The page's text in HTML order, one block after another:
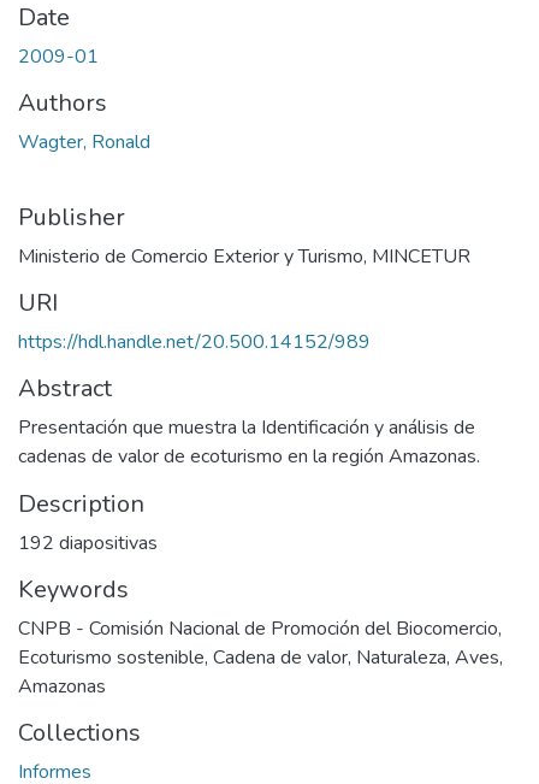
Date
2009-01
Authors
Wagter, Ronald
Publisher
Ministerio de Comercio Exterior y Turismo, MINCETUR
URI
https://hdl.handle.net/20.500.14152/989
Abstract
Presentación que muestra la Identificación y análisis de
cadenas de valor de ecoturismo en la región Amazonas.
Description
192 diapositivas
Keywords
CNPB - Comisión Nacional de Promoción del Biocomercio,
Ecoturismo sostenible, Cadena de valor, Naturaleza, Aves,
Amazonas
Collections
Informes